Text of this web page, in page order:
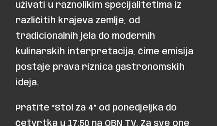
uživati u raznolikim specijalitetima iz
različitih krajeva zemlje, od
tradicionalnih jela do modernih
kulinarskih interpretacija, čime emisija
postaje prava riznica gastronomskih
ideja.
Pratite “Stol za 4” od ponedjeljka do
četvrtka u 17:50 na OBN TV. Za sve one